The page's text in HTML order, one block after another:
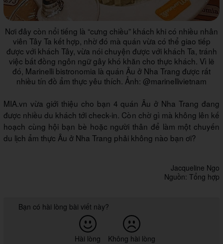
Nơi đây còn nổi tiếng là “cưng chiều” khách khi có nhiều nhân
viên Tây Ta kết hợp, nhờ đó mà quán vừa có thể giao tiếp
được với khách Tây, vừa nói chuyện được với khách Ta, tránh
việc bất đồng ngôn ngữ gây khó khăn cho thực khách. Vì lẽ
đó, Marinelli bistronomia là quán Âu ở Nha Trang được rất
nhiều tín đồ ẩm thực yêu thích. Ảnh: @marinellivietnam
MIA.vn vừa giới thiệu cho bạn 4 quán Âu ở Nha Trang đang
được nhiều du khách tới check-in. Còn chờ gì mà không lên kế
hoạch cùng hội bạn bè hoặc người thân để làm một chuyến
du lịch ẩm thực Âu ở Nha Trang phải không nào bạn ơi?
Jacqueline Ngo
Nguồn: Tổng hợp
Bạn có hài lòng bài viết này?
Hài lòng Không hài lòng